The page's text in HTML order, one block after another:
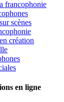
francophonie
scènes
création
en ligne